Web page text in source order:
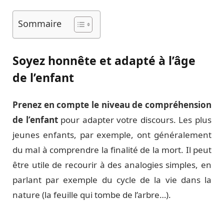
Sommaire
Soyez honnête et adapté à l’âge
de l’enfant
Prenez en compte le niveau de compréhension
de l’enfantpour adapter votre discours. Les plus
jeunes enfants, par exemple, ont généralement
du mal à comprendre la finalité de la mort. Il peut
être utile de recourir à des analogies simples, en
parlant par exemple du cycle de la vie dans la
nature (la feuille qui tombe de l’arbre…).